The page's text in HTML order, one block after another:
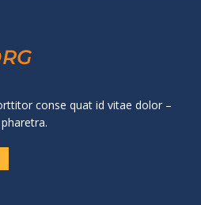
conse quat id vitae dolor –